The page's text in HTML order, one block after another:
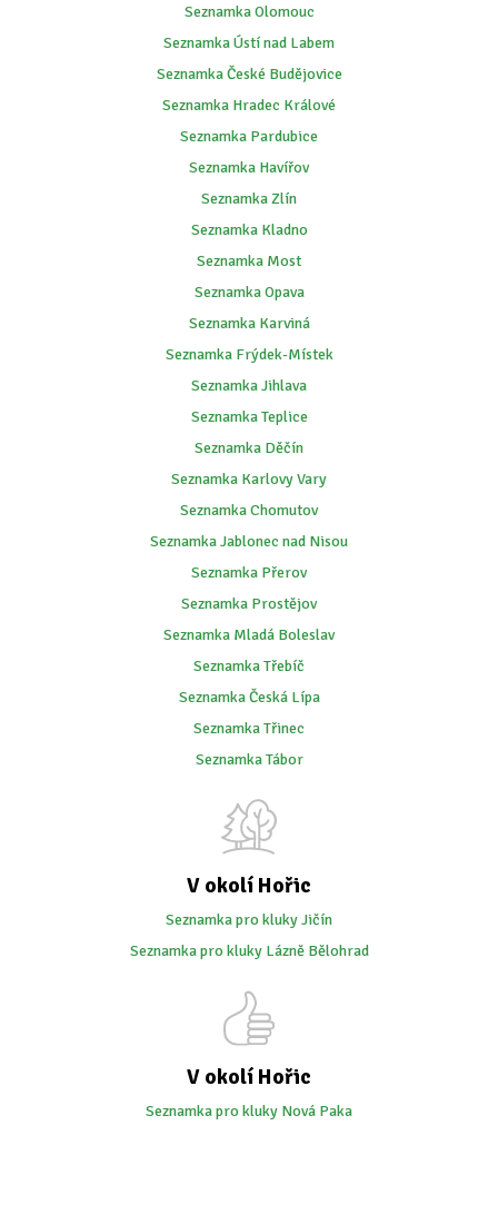
Seznamka Olomouc
Seznamka Ústí nad Labem
Seznamka České Budějovice
Seznamka Hradec Králové
Seznamka Pardubice
Seznamka Havířov
Seznamka Zlín
Seznamka Kladno
Seznamka Most
Seznamka Opava
Seznamka Karviná
Seznamka Frýdek-Místek
Seznamka Jihlava
Seznamka Teplice
Seznamka Děčín
Seznamka Karlovy Vary
Seznamka Chomutov
Seznamka Jablonec nad Nisou
Seznamka Přerov
Seznamka Prostějov
Seznamka Mladá Boleslav
Seznamka Třebíč
Seznamka Česká Lípa
Seznamka Třinec
Seznamka Tábor
V okolí Hořic
Seznamka pro kluky Jičín
Seznamka pro kluky Lázně Bělohrad
V okolí Hořic
Seznamka pro kluky Nová Paka